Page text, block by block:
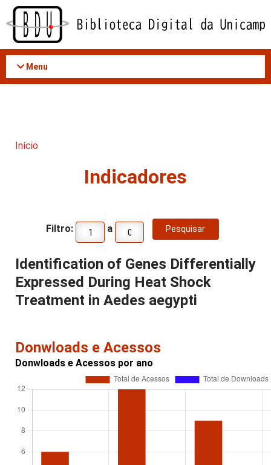
Acessar
conteúdo
Menu
Início
Indicadores
Filtro: a
Identification of Genes Differentially
Expressed During Heat Shock
Treatment in Aedes aegypti
Donwloads e Acessos
Donwloads e Acessos por ano